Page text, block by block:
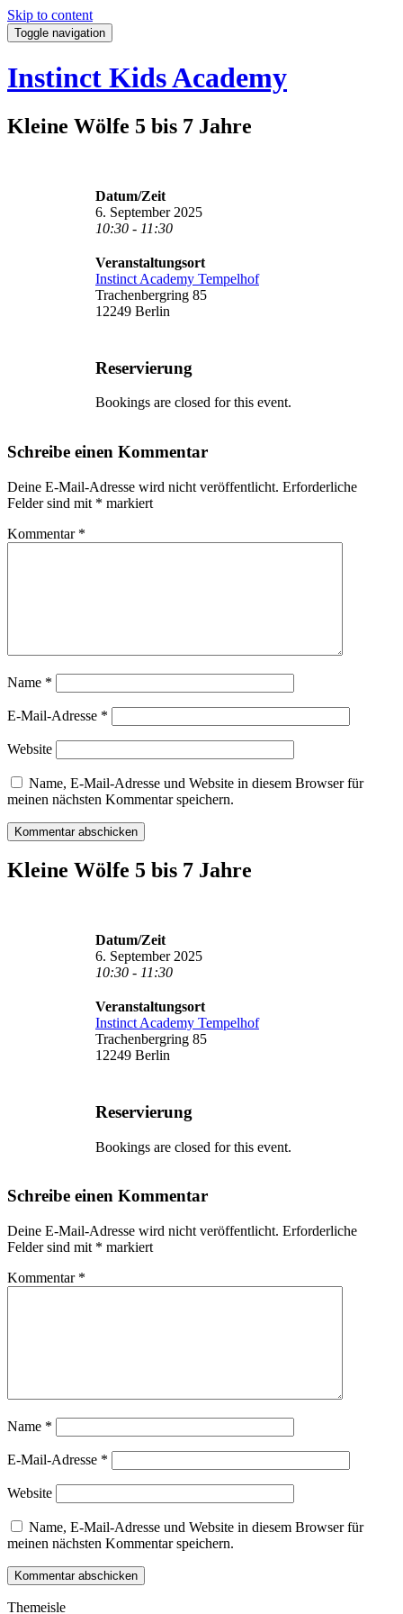
Skip to content
Toggle navigation
Instinct Kids Academy
Kleine Wölfe 5 bis 7 Jahre
Datum/Zeit
6. September 2025
10:30 - 11:30
Veranstaltungsort
Instinct Academy Tempelhof
Trachenbergring 85
12249 Berlin
Reservierung
Bookings are closed for this event.
Schreibe einen Kommentar
Deine E-Mail-Adresse wird nicht veröffentlicht. Erforderliche
Felder sind mit * markiert
Kommentar *
Name *
E-Mail-Adresse *
Website
Name, E-Mail-Adresse und Website in diesem Browser für
meinen nächsten Kommentar speichern.
Kleine Wölfe 5 bis 7 Jahre
Datum/Zeit
6. September 2025
10:30 - 11:30
Veranstaltungsort
Instinct Academy Tempelhof
Trachenbergring 85
12249 Berlin
Reservierung
Bookings are closed for this event.
Schreibe einen Kommentar
Deine E-Mail-Adresse wird nicht veröffentlicht. Erforderliche
Felder sind mit * markiert
Kommentar *
Name *
E-Mail-Adresse *
Website
Name, E-Mail-Adresse und Website in diesem Browser für
meinen nächsten Kommentar speichern.
Themeisle